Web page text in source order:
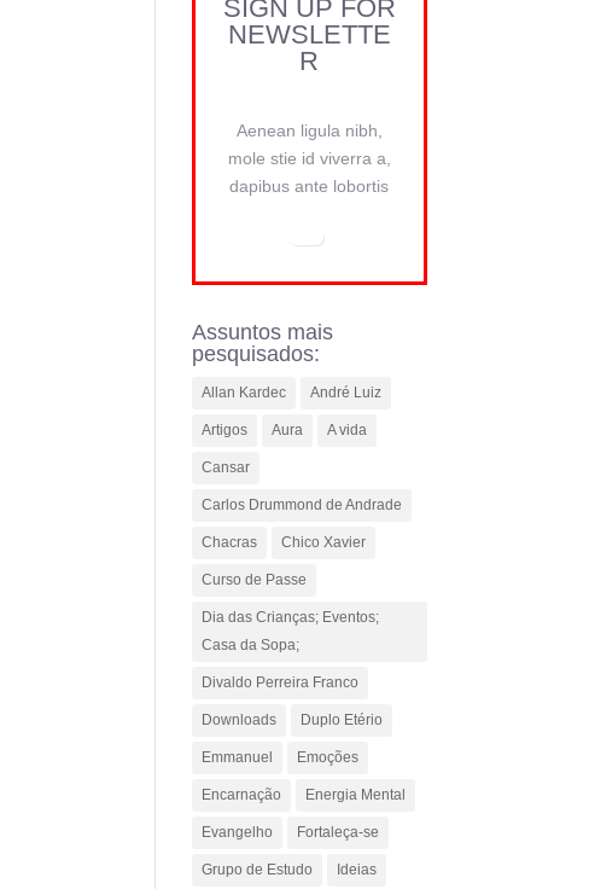
SIGN UP FOR
NEWSLETTE
R
Aenean ligula nibh,
mole stie id viverra a,
dapibus ante lobortis
Assuntos mais
pesquisados:
Allan Kardec André Luiz
Artigos Aura A vida
Cansar
Carlos Drummond de Andrade
Chacras Chico Xavier
Curso de Passe
Dia das Crianças; Eventos;
Casa da Sopa;
Divaldo Perreira Franco
Downloads Duplo Etério
Emmanuel Emoções
Encarnação Energia Mental
Evangelho Fortaleça-se
Grupo de Estudo Ideias